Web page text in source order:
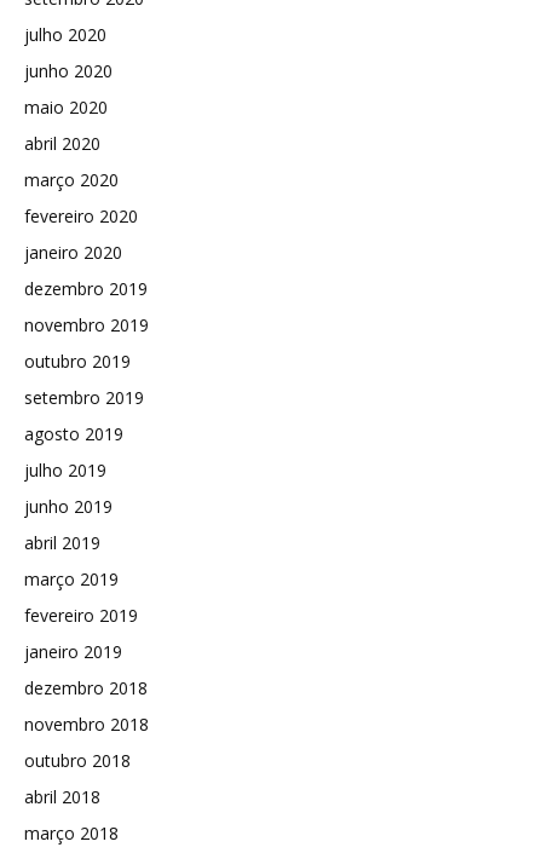
julho 2020
junho 2020
maio 2020
abril 2020
março 2020
fevereiro 2020
janeiro 2020
dezembro 2019
novembro 2019
outubro 2019
setembro 2019
agosto 2019
julho 2019
junho 2019
abril 2019
março 2019
fevereiro 2019
janeiro 2019
dezembro 2018
novembro 2018
outubro 2018
abril 2018
março 2018